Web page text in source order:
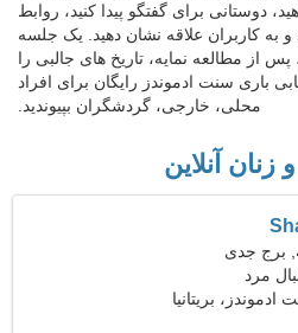
دوستانی برای گفتگو پیدا کنید، روابط
و به کاربران علاقه نشان دهید. یک جلسه
از مطالعه نمایه، تاریخ های جالبی را
باری سنت ادموندز رایگان برای افراد
محلی، خارجی، گردشگران بپیوندید.
زنان آنلاین
مرد
ادموندز، بریتانیا